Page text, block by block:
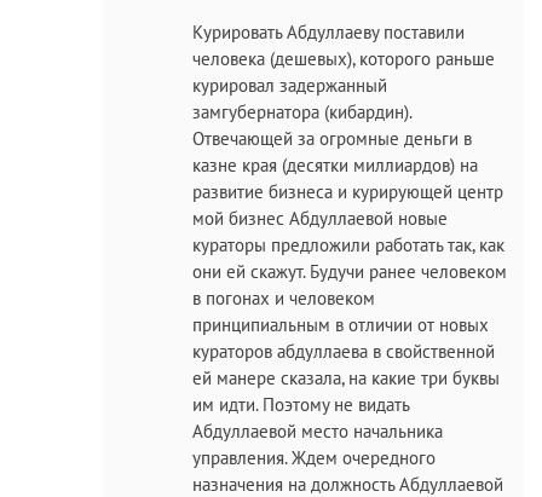
Курировать Абдуллаеву поставили
человека (дешевых), которого раньше
курировал задержанный
замгубернатора (кибардин).
Отвечающей за огромные деньги в
казне края (десятки миллиардов) на
развитие бизнеса и курирующей центр
мой бизнес Абдуллаевой новые
кураторы предложили работать так, как
они ей скажут. Будучи ранее человеком
в погонах и человеком
принципиальным в отличии от новых
кураторов абдуллаева в свойственной
ей манере сказала, на какие три буквы
им идти. Поэтому не видать
Абдуллаевой место начальника
управления. Ждем очередного
назначения на должность Абдуллаевой